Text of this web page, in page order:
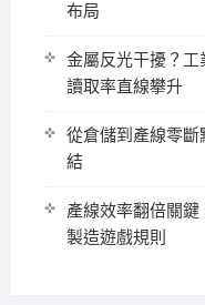
布局
金屬反光干擾？
讀取率直線攀升
從倉儲到產線零
結
產線效率翻倍關
製造遊戲規則